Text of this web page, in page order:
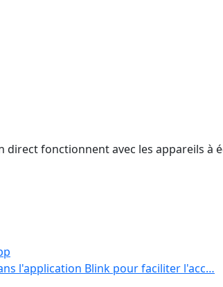
direct fonctionnent avec les appareils à
l'application Blink pour faciliter l'acc…